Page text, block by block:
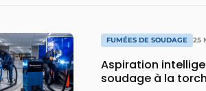
FUMÉES DE SOUDAGE 25
Aspiration
soudage à la